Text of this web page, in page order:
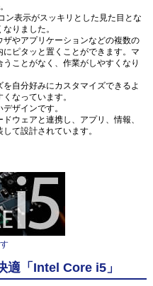
ン表示がスッキリとした見た目とな
りました。
やアプリケーションなどの複数の
ピタッと置くことができます。マ
ことがなく、作業がしやすくなり
自分好みにカスタマイズできるよ
なっています。
ザインです。
ウェアと連携し、アプリ、情報、
て設計されています。
適「Intel Core i5」